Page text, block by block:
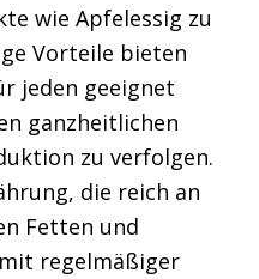
wie Apfelessig zu
Vorteile bieten
jeden geeignet
ganzheitlichen
zu verfolgen.
die reich an
Fetten und
regelmäßiger